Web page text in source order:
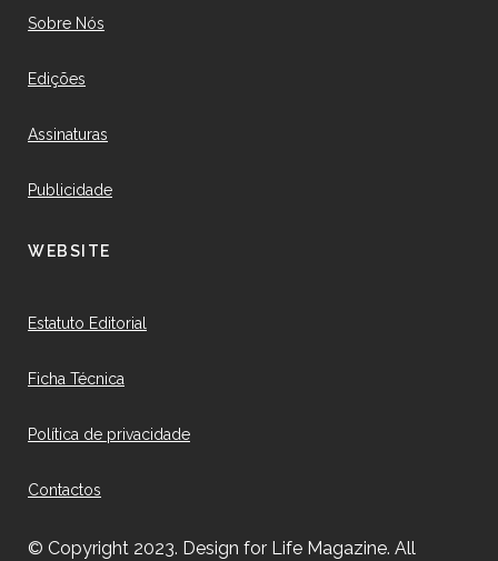
Sobre Nós
Edições
Assinaturas
Publicidade
WEBSITE
Estatuto Editorial
Ficha Técnica
Política de privacidade
Contactos
© Copyright 2023. Design for Life Magazine. All